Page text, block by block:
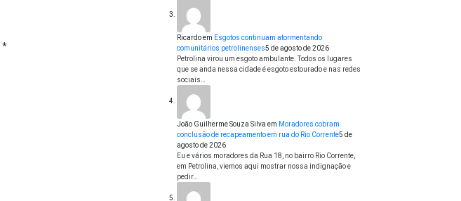
*
Ricardoem Esgotos continuam atormentando
comunitários petrolinenses5 de agosto de 2026
Petrolina virou um esgoto ambulante. Todos os lugares
que se anda nessa cidade é esgoto estourado e nas redes
sociais…
João Guilherme Souza Silva em Moradores cobram
conclusão de recapeamento em rua do Rio Corrente5 de
agosto de 2026
Eu e vários moradores da Rua 18, no bairro Rio Corrente,
em Petrolina, viemos aqui mostrar nossa indignação e
pedir…